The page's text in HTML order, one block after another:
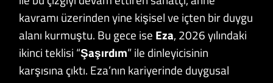
kavramı üzerinden yine kişisel ve içten bir duygu
alanı kurmuştu. Bu gece ise Eza, 2026 yılındaki
ikinci teklisi “Şaşırdım” ile dinleyicisinin
karşısına çıktı. Eza’nın kariyerinde duygusal